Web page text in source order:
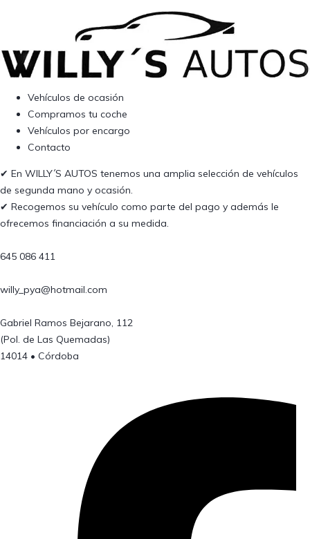
Vehículos de ocasión
Compramos tu coche
Vehículos por encargo
Contacto
✔︎ En WILLY´S AUTOS tenemos una amplia selección de vehículos
de segunda mano y ocasión.
✔︎ Recogemos su vehículo como parte del pago y además le
ofrecemos financiación a su medida.
645 086 411
willy_pya@hotmail.com
Gabriel Ramos Bejarano, 112
(Pol. de Las Quemadas)
14014 • Córdoba